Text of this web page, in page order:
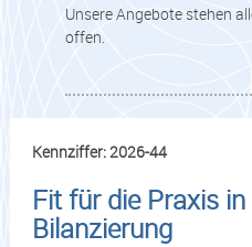
Unsere Angebote stehen
offen.
Kennziffer: 2026-44
Fit für die Praxis
Bilanzierung